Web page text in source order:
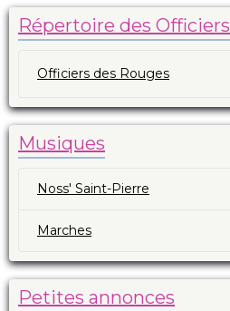
Répertoire des Officiers
Officiers des Rouges
Musiques
Noss' Saint-Pierre
Marches
Petites annonces